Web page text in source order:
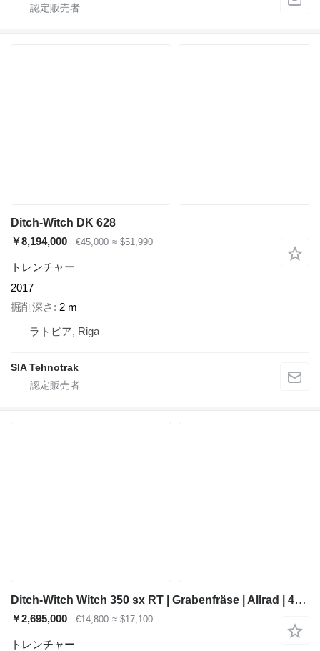
Ditch-Witch DK 628
￥8,194,000
€45,000 ≈ $51,990
トレンチャー
2017
掘削深さ
2 m
ラトビア, Riga
SIA Tehnotrak
Ditch-Witch Witch 350 sx RT | Grabenfräse | Allrad | 4x4x4 |
￥2,695,000 €14,800 ≈ $17,100
トレンチャー